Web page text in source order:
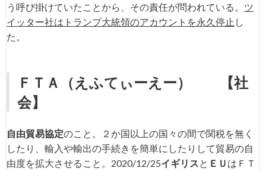
う呼び掛けていたことから、その責任が問われている。 ツ
イッター社はトランプ大統領のアカウントを永久停止 し
た。
ＦＴＡ （えふてぃーえー）
【社
会】
自由貿易協定のこと。２か国以上の国々の間で関税を無く
したり、輸入や輸出の手続きを簡単にしたりして貿易の自
由度を拡大させること。2020/12/25イギリス と ＥＵ はＦＴ